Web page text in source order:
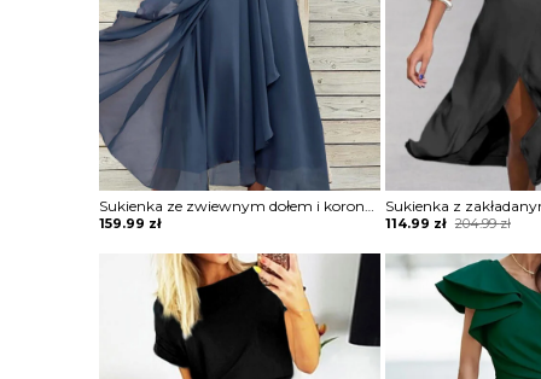
Sukienka ze zwiewnym dołem i koronkową górą
159.99 zł 204.99zł
Original
was:
204.99 zł.
114.99 zł
Current
is:
114.99 zł.